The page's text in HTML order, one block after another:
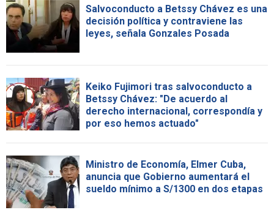
Salvoconducto a Betssy Chávez es una
decisión política y contraviene las
leyes, señala Gonzales Posada
Keiko Fujimori tras salvoconducto a
Betssy Chávez: "De acuerdo al
derecho internacional, correspondía y
por eso hemos actuado"
Ministro de Economía, Elmer Cuba,
anuncia que Gobierno aumentará el
sueldo mínimo a S/1300 en dos etapas